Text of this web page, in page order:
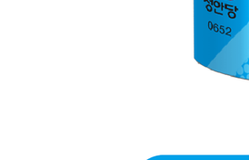
08 내 일상 사진으로 캐
불필요한 인물 삭제하기
이미지 옵션으로 스타